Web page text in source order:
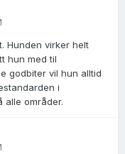
Hunden virker helt
hun med til
godbiter vil hun alltid
i
alle områder.